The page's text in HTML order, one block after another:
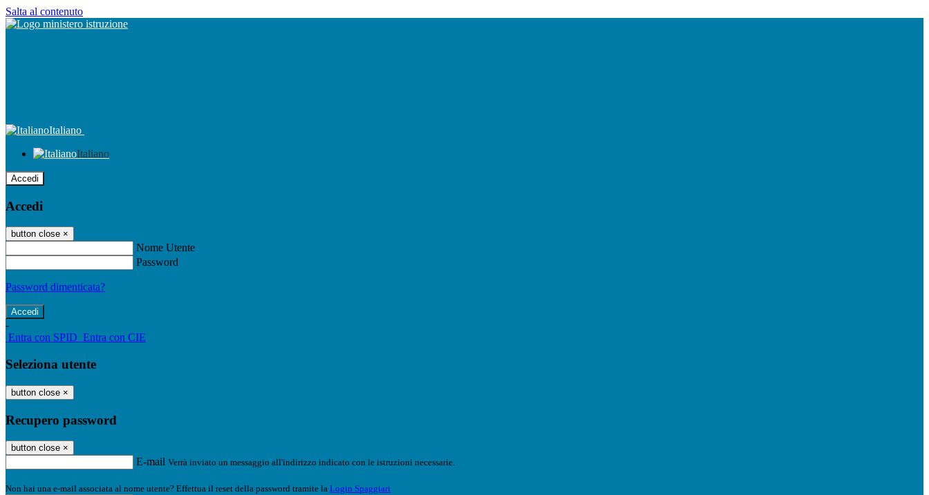
Salta al contenuto
Italiano
Italiano
Accedi
Accedi
button close ×
Nome Utente
Password
Password dimenticata?
-
Entra con SPID Entra con CIE
Seleziona utente
button close ×
Recupero password
button close ×
E-mail Verrà inviato un messaggio all'indirizzo indicato con le istruzioni necessarie.
Non hai una e-mail associata al nome utente? Effettua il reset della password tramite la Login Spaggiari